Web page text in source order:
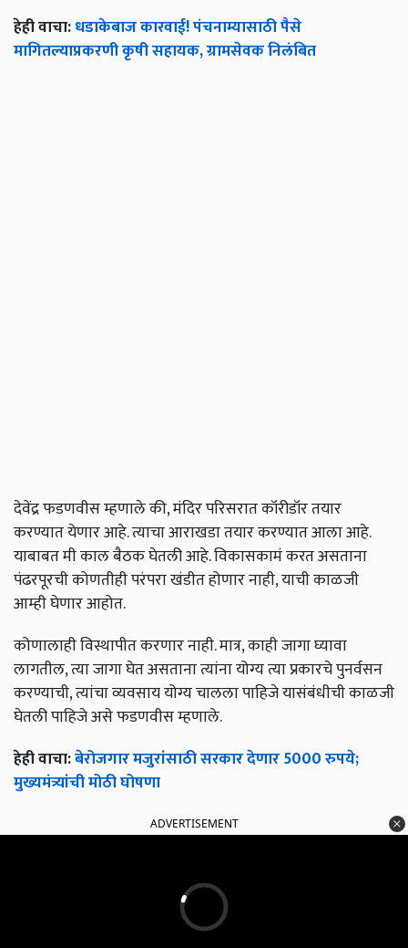
हेही वाचा:धडाकेबाज कारवाई! पंचनाम्यासाठी पैसे
मागितल्याप्रकरणी कृषी सहायक, ग्रामसेवक निलंबित
देवेंद्र फडणवीस म्हणाले की, मंदिर परिसरात कॉरीडॉर तयार
करण्यात येणार आहे. त्याचा आराखडा तयार करण्यात आला आहे.
याबाबत मी काल बैठक घेतली आहे. विकासकामं करत असताना
पंढरपूरची कोणतीही परंपरा खंडीत होणार नाही, याची काळजी
आम्ही घेणार आहोत.
कोणालाही विस्थापीत करणार नाही. मात्र, काही जागा घ्यावा
लागतील, त्या जागा घेत असताना त्यांना योग्य त्या प्रकारचे पुनर्वसन
करण्याची, त्यांचा व्यवसाय योग्य चालला पाहिजे यासंबंधीची काळजी
घेतली पाहिजे असे फडणवीस म्हणाले.
हेही वाचा:बेरोजगार मजुरांसाठी सरकार देणार 5000 रुपये;
मुख्यमंत्र्यांची मोठी घोषणा
ADVERTISEMENT